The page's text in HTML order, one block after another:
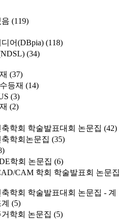
(119)
어(DBpia) (118)
(34)
(37)
등재 (14)
(3)
(2)
학회 학술발표대회 논문집 (42)
학회논문집 (35)
학회 논문집 (6)
CAM 학회 학술발표회 논문집
학회 학술발표대회 논문집 - 계
(5)
학회 논문집 (5)